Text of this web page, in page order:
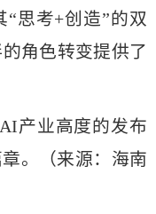
思考+创造”的双
角色转变提供了
产业高度的发布
。（来源： 海南